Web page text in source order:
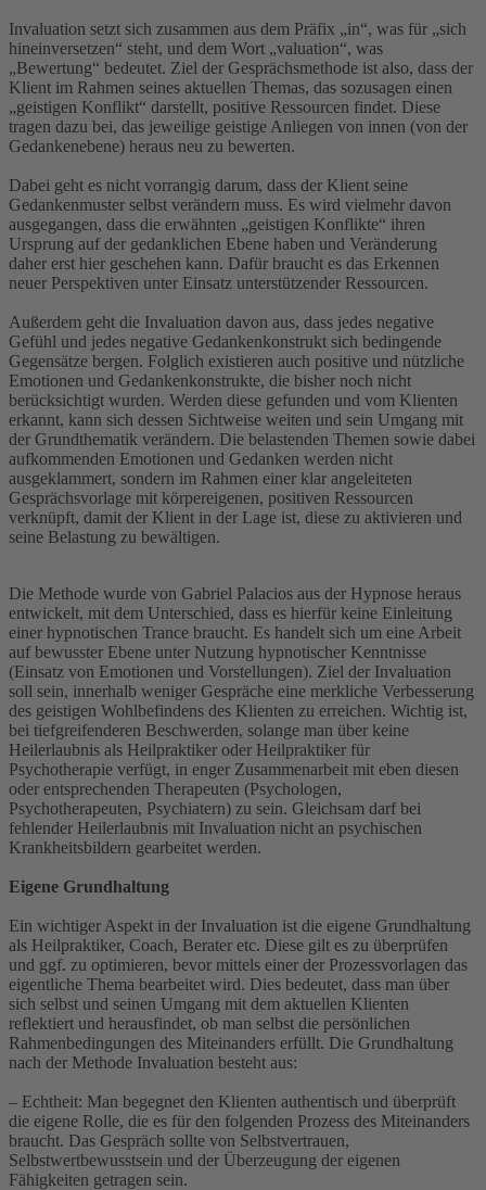
Invaluation setzt sich zusammen aus dem Präfix „in“, was für „sich
hineinversetzen“ steht, und dem Wort „valuation“, was
„Bewertung“ bedeutet. Ziel der Gesprächsmethode ist also, dass der
Klient im Rahmen seines aktuellen Themas, das sozusagen einen
„geistigen Konflikt“ darstellt, positive Ressourcen findet. Diese
tragen dazu bei, das jeweilige geistige Anliegen von innen (von der
Gedankenebene) heraus neu zu bewerten.
Dabei geht es nicht vorrangig darum, dass der Klient seine
Gedankenmuster selbst verändern muss. Es wird vielmehr davon
ausgegangen, dass die erwähnten „geistigen Konflikte“ ihren
Ursprung auf der gedanklichen Ebene haben und Veränderung
daher erst hier geschehen kann. Dafür braucht es das Erkennen
neuer Perspektiven unter Einsatz unterstützender Ressourcen.
Außerdem geht die Invaluation davon aus, dass jedes negative
Gefühl und jedes negative Gedankenkonstrukt sich bedingende
Gegensätze bergen. Folglich existieren auch positive und nützliche
Emotionen und Gedankenkonstrukte, die bisher noch nicht
berücksichtigt wurden. Werden diese gefunden und vom Klienten
erkannt, kann sich dessen Sichtweise weiten und sein Umgang mit
der Grundthematik verändern. Die belastenden Themen sowie dabei
aufkommenden Emotionen und Gedanken werden nicht
ausgeklammert, sondern im Rahmen einer klar angeleiteten
Gesprächsvorlage mit körpereigenen, positiven Ressourcen
verknüpft, damit der Klient in der Lage ist, diese zu aktivieren und
seine Belastung zu bewältigen.
Die Methode wurde von Gabriel Palacios aus der Hypnose heraus
entwickelt, mit dem Unterschied, dass es hierfür keine Einleitung
einer hypnotischen Trance braucht. Es handelt sich um eine Arbeit
auf bewusster Ebene unter Nutzung hypnotischer Kenntnisse
(Einsatz von Emotionen und Vorstellungen). Ziel der Invaluation
soll sein, innerhalb weniger Gespräche eine merkliche Verbesserung
des geistigen Wohlbefindens des Klienten zu erreichen. Wichtig ist,
bei tiefgreifenderen Beschwerden, solange man über keine
Heilerlaubnis als Heilpraktiker oder Heilpraktiker für
Psychotherapie verfügt, in enger Zusammenarbeit mit eben diesen
oder entsprechenden Therapeuten (Psychologen,
Psychotherapeuten, Psychiatern) zu sein. Gleichsam darf bei
fehlender Heilerlaubnis mit Invaluation nicht an psychischen
Krankheitsbildern gearbeitet werden.
Eigene Grundhaltung
Ein wichtiger Aspekt in der Invaluation ist die eigene Grundhaltung
als Heilpraktiker, Coach, Berater etc. Diese gilt es zu überprüfen
und ggf. zu optimieren, bevor mittels einer der Prozessvorlagen das
eigentliche Thema bearbeitet wird. Dies bedeutet, dass man über
sich selbst und seinen Umgang mit dem aktuellen Klienten
reflektiert und herausfindet, ob man selbst die persönlichen
Rahmenbedingungen des Miteinanders erfüllt. Die Grundhaltung
nach der Methode Invaluation besteht aus:
– Echtheit: Man begegnet den Klienten authentisch und überprüft
die eigene Rolle, die es für den folgenden Prozess des Miteinanders
braucht. Das Gespräch sollte von Selbstvertrauen,
Selbstwertbewusstsein und der Überzeugung der eigenen
Fähigkeiten getragen sein.